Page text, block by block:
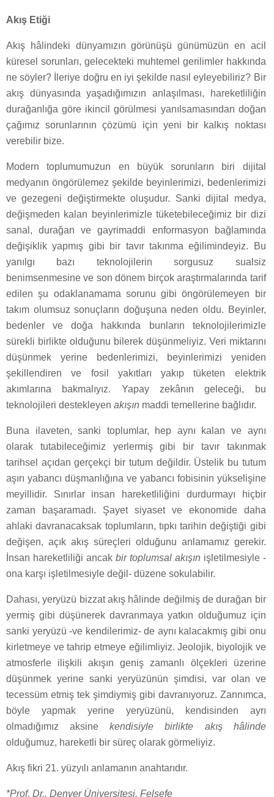
Akış Etiği
Akış hâlindeki dünyamızın görünüşü günümüzün en acil
küresel sorunları, gelecekteki muhtemel gerilimler hakkında
ne söyler? İleriye doğru en iyi şekilde nasıl eyleyebiliriz? Bir
akış dünyasında yaşadığımızın anlaşılması, hareketliliğin
durağanlığa göre ikincil görülmesi yanılsamasından doğan
çağımız sorunlarının çözümü için yeni bir kalkış noktası
verebilir bize.
Modern toplumumuzun en büyük sorunların biri dijital
medyanın öngörülemez şekilde beyinlerimizi, bedenlerimizi
ve gezegeni değiştirmekte oluşudur. Sanki dijital medya,
değişmeden kalan beyinlerimizle tüketebileceğimiz bir dizi
sanal, durağan ve gayrimaddi enformasyon bağlamında
değişiklik yapmış gibi bir tavır takınma eğilimindeyiz. Bu
yanılgı bazı teknolojilerin sorgusuz sualsiz
benimsenmesine ve son dönem birçok araştırmalarında tarif
edilen şu odaklanamama sorunu gibi öngörülemeyen bir
takım olumsuz sonuçların doğuşuna neden oldu. Beyinler,
bedenler ve doğa hakkında bunların teknolojilerimizle
sürekli birlikte olduğunu bilerek düşünmeliyiz. Veri miktarını
düşünmek yerine bedenlerimizi, beyinlerimizi yeniden
şekillendiren ve fosil yakıtları yakıp tüketen elektrik
akımlarına bakmalıyız. Yapay zekânın geleceği, bu
teknolojileri destekleyen akışın maddi temellerine bağlıdır.
Buna ilaveten, sanki toplumlar, hep aynı kalan ve aynı
olarak tutabileceğimiz yerlermiş gibi bir tavır takınmak
tarihsel açıdan gerçekçi bir tutum değildir. Üstelik bu tutum
aşırı yabancı düşmanlığına ve yabancı fobisinin yükselişine
meyillidir. Sınırlar insan hareketliliğini durdurmayı hiçbir
zaman başaramadı. Şayet siyaset ve ekonomide daha
ahlaki davranacaksak toplumların, tıpkı tarihin değiştiği gibi
değişen, açık akış süreçleri olduğunu anlamamız gerekir.
İnsan hareketliliği ancak bir toplumsal akışınişletilmesiyle -
ona karşı işletilmesiyle değil- düzene sokulabilir.
Dahası, yeryüzü bizzat akış hâlinde değilmiş de durağan bir
yermiş gibi düşünerek davranmaya yatkın olduğumuz için
sanki yeryüzü -ve kendilerimiz- de aynı kalacakmış gibi onu
kirletmeye ve tahrip etmeye eğilimliyiz. Jeolojik, biyolojik ve
atmosferle ilişkili akışın geniş zamanlı ölçekleri üzerine
düşünmek yerine sanki yeryüzünün şimdisi, var olan ve
tecessüm etmiş tek şimdiymiş gibi davranıyoruz. Zannımca,
böyle yapmak yerine yeryüzünü, kendisinden ayrı
olmadığımız aksinekendisiyle birlikte akış hâlinde
olduğumuz, hareketli bir süreç olarak görmeliyiz.
Akış fikri 21. yüzyılı anlamanın anahtarıdır.
*Prof. Dr., Denver Üniversitesi, Felsefe